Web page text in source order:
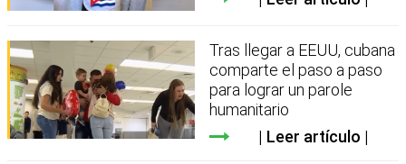
Tras llegar a EEUU, cubana
comparte el paso a paso
para lograr un parole
humanitario
Leer artículo